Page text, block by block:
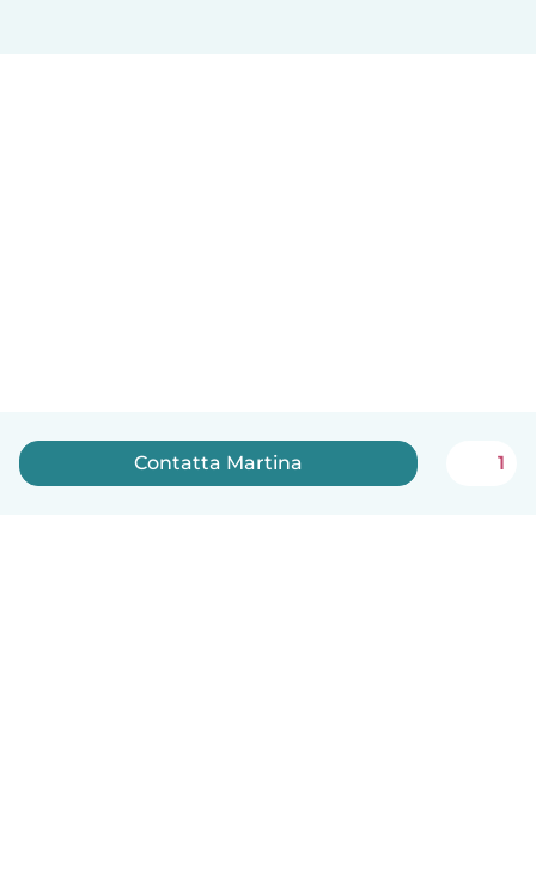
Contatta Martina 1